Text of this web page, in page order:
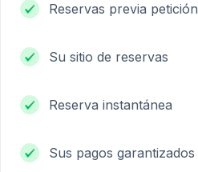
Reservas previa petición
Su sitio de reservas
Reserva instantánea
Sus pagos garantizados